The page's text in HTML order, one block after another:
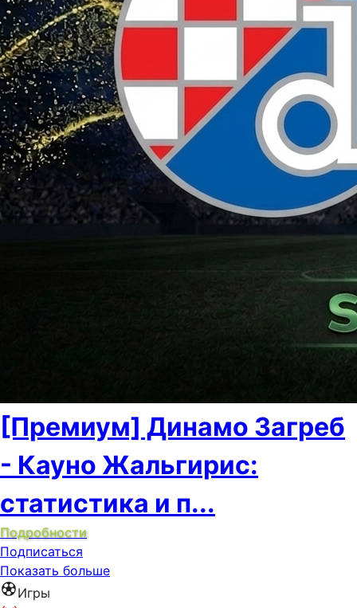
[Премиум] Динамо Загреб
- Кауно Жальгирис:
статистика и п...
Подробности
Подписаться
Показать больше
Игры